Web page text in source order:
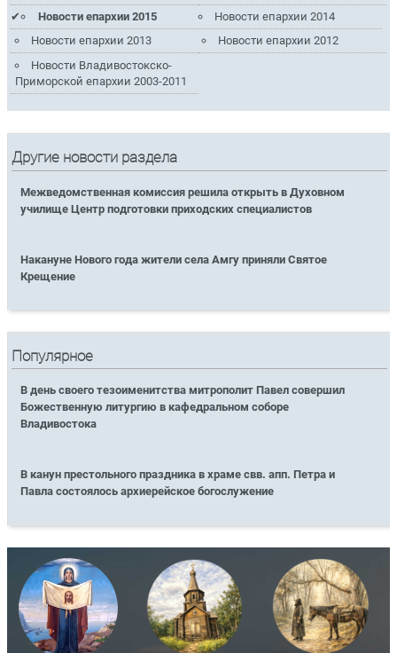
Новости епархии 2015
Новости епархии 2014
Новости епархии 2013
Новости епархии 2012
Новости Владивостокско-
Приморской епархии 2003-2011
Другие новости раздела
Межведомственная комиссия решила открыть в Духовном
училище Центр подготовки приходских специалистов
Накануне Нового года жители села Амгу приняли Святое
Крещение
Популярное
В день своего тезоименитства митрополит Павел совершил
Божественную литургию в кафедральном соборе
Владивостока
В канун престольного праздника в храме свв. апп. Петра и
Павла состоялось архиерейское богослужение